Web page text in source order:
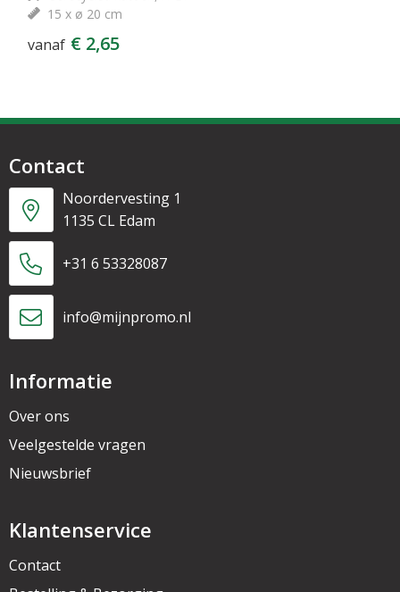
15 x ø 20 cm
vanaf € 2,65
Contact
Noordervesting 1
1135 CL Edam
+31 6 53328087
info@mijnpromo.nl
Informatie
Over ons
Veelgestelde vragen
Nieuwsbrief
Klantenservice
Contact